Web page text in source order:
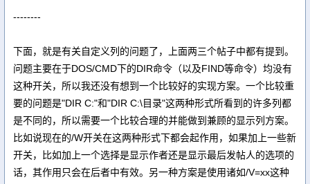
--------
下面，就是有关自定义列的问题了，上面两三个帖子中都有提到。
问题主要在于DOS/CMD下的DIR命令（以及FIND等命令）均没有
这种开关，所以我还没有想到一个比较好的实现方案。一个比较重
要的问题是"DIR C:"和"DIR C:\目录"这两种形式所看到的许多列都
是不同的，所以需要一个比较合理的并能做到兼顾的显示列方案。
比如说现在的/W开关在这两种形式下都会起作用，如果加上一些新
开关，比如加上一个选择是显示作者还是显示最后发帖人的选项的
话，其作用只会在后者中有效。另一种方案是使用诸如/V=xx这种